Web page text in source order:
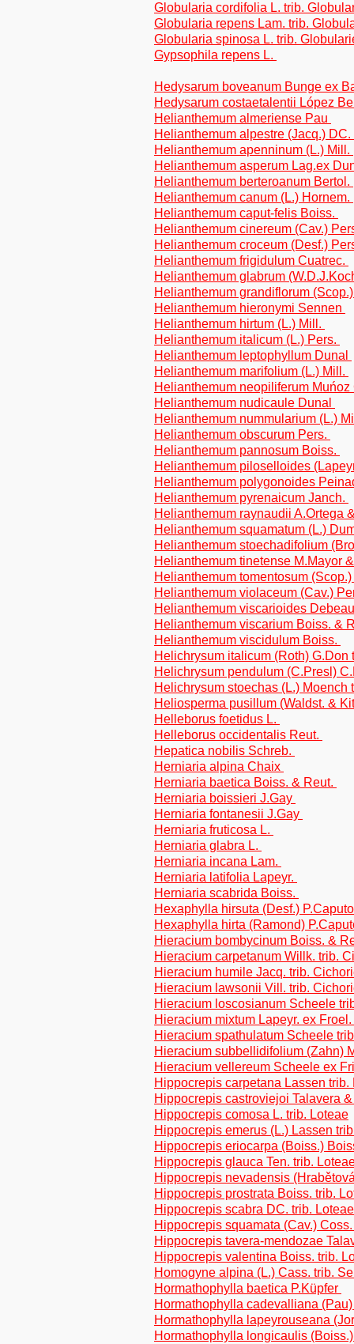
Globularia cordifolia L. trib.
Globularia repens Lam. trib.
Globularia spinosa L. trib.
Gypsophila repens L.
Hedysarum boveanum Bunge ex
Hedysarum costaetalentii López
Helianthemum almeriense Pau
Helianthemum alpestre (Jacq.) DC.
Helianthemum apenninum (L.) Mill.
Helianthemum asperum Lag.ex
Helianthemum berteroanum Bertol.
Helianthemum canum (L.) Hornem.
Helianthemum caput-felis Boiss.
Helianthemum cinereum (Cav.)
Helianthemum croceum (Desf.)
Helianthemum frigidulum Cuatrec.
Helianthemum glabrum
Helianthemum grandiflorum
Helianthemum hieronymi Sennen
Helianthemum hirtum (L.) Mill.
Helianthemum italicum (L.) Pers.
Helianthemum leptophyllum Dunal
Helianthemum marifolium (L.) Mill.
Helianthemum neopiliferum
Helianthemum nudicaule Dunal
Helianthemum nummularium (L.)
Helianthemum obscurum Pers.
Helianthemum pannosum Boiss.
Helianthemum piloselloides
Helianthemum polygonoides
Helianthemum pyrenaicum Janch.
Helianthemum raynaudii A.Ortega
Helianthemum squamatum (L.)
Helianthemum stoechadifolium
Helianthemum tinetense M.Mayor
Helianthemum tomentosum
Helianthemum violaceum (Cav.)
Helianthemum viscarioides
Helianthemum viscarium Boiss. &
Helianthemum viscidulum Boiss.
Helichrysum italicum (Roth) G.Don
Helichrysum pendulum (C.Presl)
Helichrysum stoechas (L.) Moench
Heliosperma pusillum (Waldst. &
Helleborus foetidus L.
Helleborus occidentalis Reut.
Hepatica nobilis Schreb.
Herniaria alpina Chaix
Herniaria baetica Boiss. & Reut.
Herniaria boissieri J.Gay
Herniaria fontanesii J.Gay
Herniaria fruticosa L.
Herniaria glabra L.
Herniaria incana Lam.
Herniaria latifolia Lapeyr.
Herniaria scabrida Boiss.
Hexaphylla hirsuta (Desf.)
Hexaphylla hirta (Ramond)
Hieracium bombycinum Boiss. &
Hieracium carpetanum Willk. trib.
Hieracium humile Jacq. trib.
Hieracium lawsonii Vill. trib.
Hieracium loscosianum Scheele
Hieracium mixtum Lapeyr. ex Froel.
Hieracium spathulatum Scheele
Hieracium subbellidifolium (Zahn)
Hieracium vellereum Scheele ex
Hippocrepis carpetana Lassen trib.
Hippocrepis castroviejoi Talavera
Hippocrepis comosa L. trib. Loteae
Hippocrepis emerus (L.) Lassen
Hippocrepis eriocarpa (Boiss.)
Hippocrepis glauca Ten. trib.
Hippocrepis nevadensis
Hippocrepis prostrata Boiss. trib.
Hippocrepis scabra DC. trib. Loteae
Hippocrepis squamata (Cav.)
Hippocrepis tavera-mendozae
Hippocrepis valentina Boiss. trib.
Homogyne alpina (L.) Cass. trib.
Hormathophylla baetica P.Küpfer
Hormathophylla cadevalliana
Hormathophylla lapeyrouseana
Hormathophylla longicaulis